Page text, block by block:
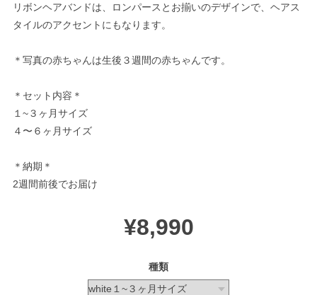
リボンヘアバンドは、ロンパースとお揃いのデザインで、ヘアス
タイルのアクセントにもなります。
＊写真の赤ちゃんは生後３週間の赤ちゃんです。
＊セット内容＊
１~３ヶ月サイズ
４〜６ヶ月サイズ
＊納期＊
2週間前後でお届け
¥8,990
種類